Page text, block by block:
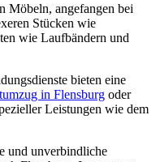
Möbeln, angefangen bei
Stücken wie
wie Laufbändern und
bieten eine
in Flensburg oder
Leistungen wie dem
und unverbindliche